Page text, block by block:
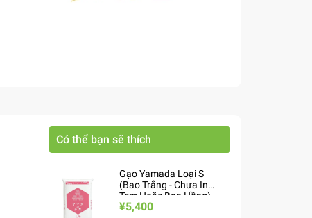
Có thể bạn sẽ thích
Gạo Yamada Loại S
(Bao Trắng - Chưa In
Tem Hoặc Bao Hồng)
10kg ヤマダお米 S
¥5,400